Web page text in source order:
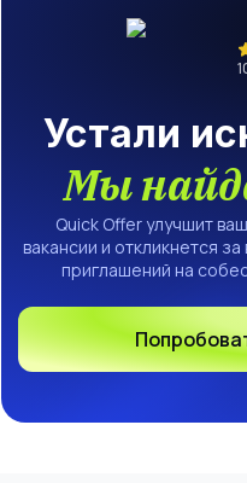
Устали
Мы
Quick Offer улучшит
вакансии и откликнется
приглашений на